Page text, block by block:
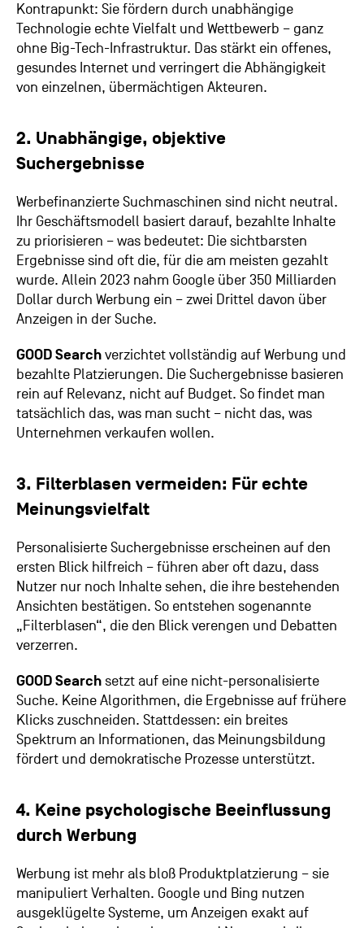
Kontrapunkt: Sie fördern durch unabhängige
Technologie echte Vielfalt und Wettbewerb – ganz
ohne Big-Tech-Infrastruktur. Das stärkt ein offenes,
gesundes Internet und verringert die Abhängigkeit
von einzelnen, übermächtigen Akteuren.
2. Unabhängige, objektive
Suchergebnisse
Werbefinanzierte Suchmaschinen sind nicht neutral.
Ihr Geschäftsmodell basiert darauf, bezahlte Inhalte
zu priorisieren – was bedeutet: Die sichtbarsten
Ergebnisse sind oft die, für die am meisten gezahlt
wurde. Allein 2023 nahm Google über 350 Milliarden
Dollar durch Werbung ein – zwei Drittel davon über
Anzeigen in der Suche.
GOOD Searchverzichtet vollständig auf Werbung und
bezahlte Platzierungen. Die Suchergebnisse basieren
rein auf Relevanz, nicht auf Budget. So findet man
tatsächlich das, was man sucht – nicht das, was
Unternehmen verkaufen wollen.
3. Filterblasen vermeiden: Für echte
Meinungsvielfalt
Personalisierte Suchergebnisse erscheinen auf den
ersten Blick hilfreich – führen aber oft dazu, dass
Nutzer nur noch Inhalte sehen, die ihre bestehenden
Ansichten bestätigen. So entstehen sogenannte
„Filterblasen“, die den Blick verengen und Debatten
verzerren.
GOOD Searchsetzt auf eine nicht-personalisierte
Suche. Keine Algorithmen, die Ergebnisse auf frühere
Klicks zuschneiden. Stattdessen: ein breites
Spektrum an Informationen, das Meinungsbildung
fördert und demokratische Prozesse unterstützt.
4. Keine psychologische Beeinflussung
durch Werbung
Werbung ist mehr als bloß Produktplatzierung – sie
manipuliert Verhalten. Google und Bing nutzen
ausgeklügelte Systeme, um Anzeigen exakt auf